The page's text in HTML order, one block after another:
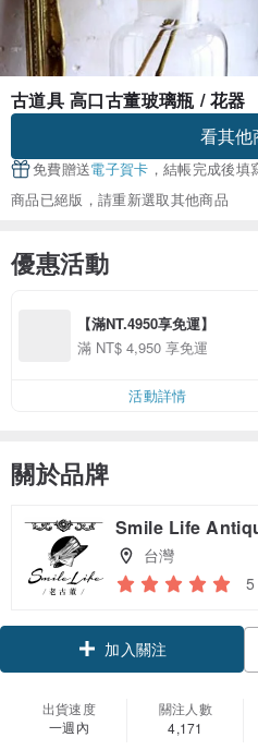
古道具 高口古董玻璃瓶 / 花器
看其他
免費贈送電子賀卡 ，結帳完成後填
商品已絕版，請重新選取其他商品
優惠活動
【滿NT.4950享免運】
滿 NT$ 4,950 享免運
活動詳情
關於品牌
Smile Life
台灣
5
加入關注
出貨速度
一週內
關注人數
4,171